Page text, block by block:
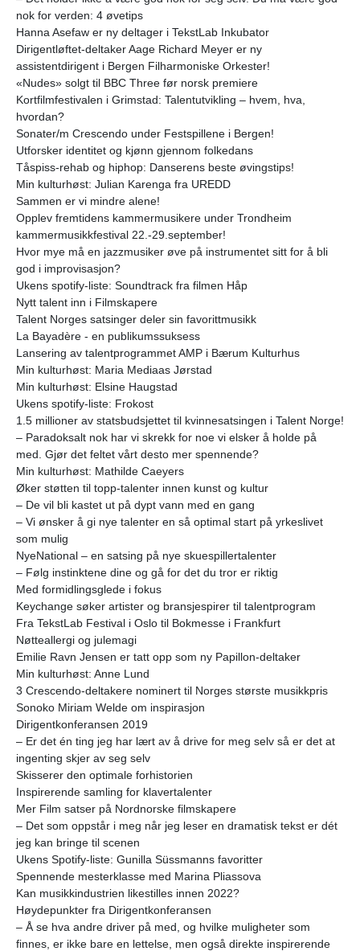
nok for verden: 4 øvetips
Hanna Asefaw er ny deltager i TekstLab Inkubator
Dirigentløftet-deltaker Aage Richard Meyer er ny
assistentdirigent i Bergen Filharmoniske Orkester!
«Nudes» solgt til BBC Three før norsk premiere
Kortfilmfestivalen i Grimstad: Talentutvikling – hvem, hva,
hvordan?
Sonater/m Crescendo under Festspillene i Bergen!
Utforsker identitet og kjønn gjennom folkedans
Tåspiss-rehab og hiphop: Danserens beste øvingstips!
Min kulturhøst: Julian Karenga fra UREDD
Sammen er vi mindre alene!
Opplev fremtidens kammermusikere under Trondheim
kammermusikkfestival 22.-29.september!
Hvor mye må en jazzmusiker øve på instrumentet sitt for å bli
god i improvisasjon?
Ukens spotify-liste: Soundtrack fra filmen Håp
Nytt talent inn i Filmskapere
Talent Norges satsinger deler sin favorittmusikk
La Bayadère - en publikumssuksess
Lansering av talentprogrammet AMP i Bærum Kulturhus
Min kulturhøst: Maria Mediaas Jørstad
Min kulturhøst: Elsine Haugstad
Ukens spotify-liste: Frokost
1.5 millioner av statsbudsjettet til kvinnesatsingen i Talent Norge!
– Paradoksalt nok har vi skrekk for noe vi elsker å holde på
med. Gjør det feltet vårt desto mer spennende?
Min kulturhøst: Mathilde Caeyers
Øker støtten til topp-talenter innen kunst og kultur
– De vil bli kastet ut på dypt vann med en gang
– Vi ønsker å gi nye talenter en så optimal start på yrkeslivet
som mulig
NyeNational – en satsing på nye skuespillertalenter
– Følg instinktene dine og gå for det du tror er riktig
Med formidlingsglede i fokus
Keychange søker artister og bransjespirer til talentprogram
Fra TekstLab Festival i Oslo til Bokmesse i Frankfurt
Nøtteallergi og julemagi
Emilie Ravn Jensen er tatt opp som ny Papillon-deltaker
Min kulturhøst: Anne Lund
3 Crescendo-deltakere nominert til Norges største musikkpris
Sonoko Miriam Welde om inspirasjon
Dirigentkonferansen 2019
– Er det én ting jeg har lært av å drive for meg selv så er det at
ingenting skjer av seg selv
Skisserer den optimale forhistorien
Inspirerende samling for klavertalenter
Mer Film satser på Nordnorske filmskapere
– Det som oppstår i meg når jeg leser en dramatisk tekst er dét
jeg kan bringe til scenen
Ukens Spotify-liste: Gunilla Süssmanns favoritter
Spennende mesterklasse med Marina Pliassova
Kan musikkindustrien likestilles innen 2022?
Høydepunkter fra Dirigentkonferansen
– Å se hva andre driver på med, og hvilke muligheter som
finnes, er ikke bare en lettelse, men også direkte inspirerende